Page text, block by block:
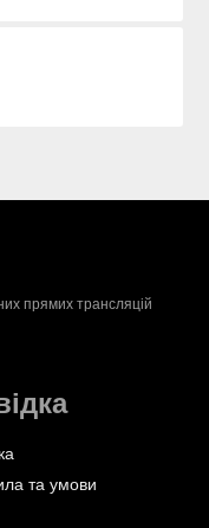
прямих трансляцій
та умови